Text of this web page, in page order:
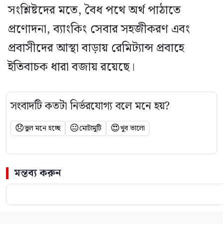
সংশ্লিষ্টদের মতে, বৈধ পথে অর্থ পাঠাতে
প্রণোদনা, ব্যাংকিং সেবার সহজীকরণ এবং
প্রবাসীদের আস্থা বাড়ায় রেমিট্যান্স প্রবাহে
ইতিবাচক ধারা বজায় রয়েছে।
সংবাদটি কতটা নির্ভরযোগ্য বলে মনে হয়?
😞ভুল মনে হচ্ছে 😐মোটামুটি 😍খুব ভালো
মন্তব্য করুন